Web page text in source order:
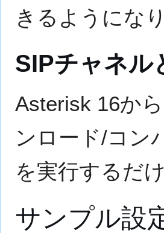
きるようにな
SIPチャネル
Asterisk 16か
ンロード/コン
を実行するだ
サンプル設